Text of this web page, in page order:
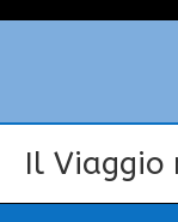
Il Viaggio